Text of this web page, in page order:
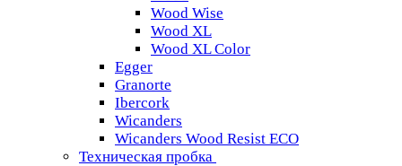
Wood Wise
Wood XL
Wood XL Color
Egger
Granorte
Ibercork
Wicanders
Wicanders Wood Resist ECO
Техническая пробка